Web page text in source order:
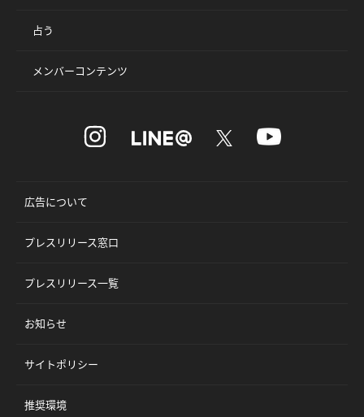
占う
メンバーコンテンツ
広告について
プレスリリース窓口
プレスリリース一覧
お知らせ
サイトポリシー
推奨環境